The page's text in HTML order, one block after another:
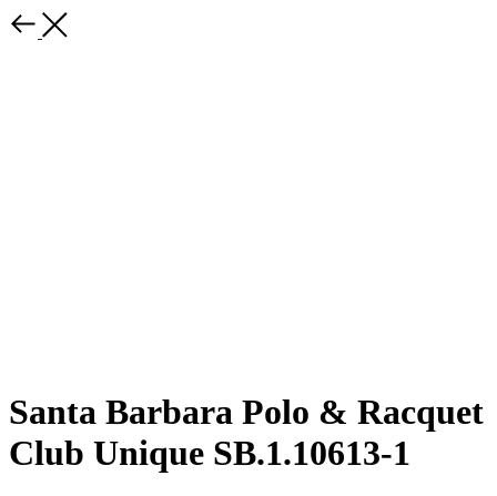
Santa Barbara Polo & Racquet
Club Unique SB.1.10613-1